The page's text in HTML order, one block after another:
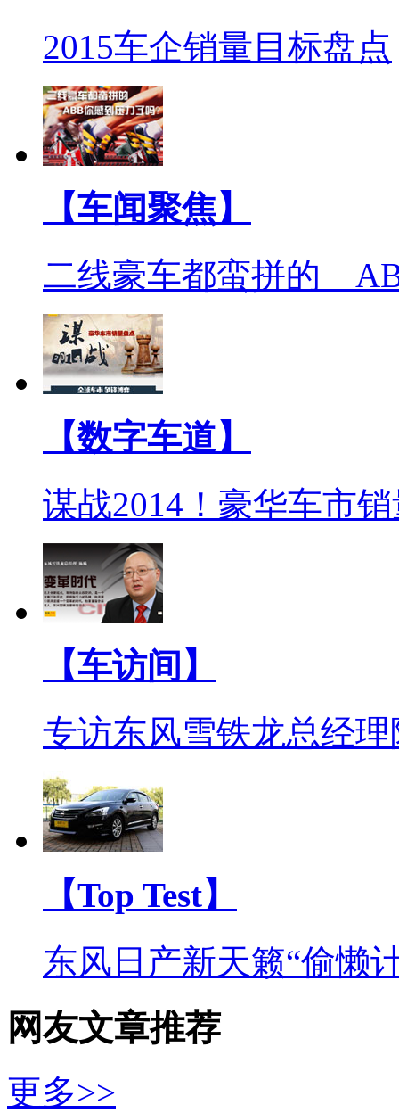
2015车企销量目标盘点
【车闻聚焦】
二线豪车都蛮拼的
【数字车道】
谋战2014！豪华车市
【车访间】
专访东风雪铁龙总经
【Top Test】
东风日产新天籁“偷懒
网友文章推荐
更多>>